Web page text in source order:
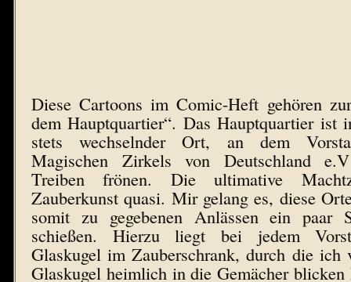
Diese Cartoons im Comic-Heft gehören
dem Hauptquartier“. Das Hauptquartier ist
stets wechselnder Ort, an dem
Magischen Zirkels von Deutschland
Treiben frönen. Die ultimative
Zauberkunst quasi. Mir gelang es, diese
somit zu gegebenen Anlässen ein paar
schießen. Hierzu liegt bei jedem
Glaskugel im Zauberschrank, durch die ich
Glaskugel heimlich in die Gemächer blicken